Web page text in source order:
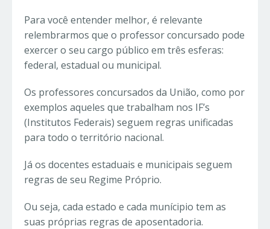
Para você entender melhor, é relevante
relembrarmos que o professor concursado pode
exercer o seu cargo público em três esferas:
federal, estadual ou municipal.
Os professores concursados da União, como por
exemplos aqueles que trabalham nos IF’s
(Institutos Federais) seguem regras unificadas
para todo o território nacional.
Já os docentes estaduais e municipais seguem
regras de seu Regime Próprio.
Ou seja, cada estado e cada munícipio tem as
suas próprias regras de aposentadoria.